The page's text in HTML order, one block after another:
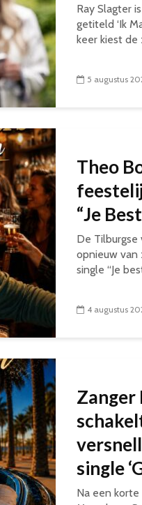
Ray Slagter
getiteld ‘Ik
keer kiest de
5 augustus
Theo
“Je
De Tilburgse
opnieuw van
single “Je
4 augustus
Zanger
single
Na een